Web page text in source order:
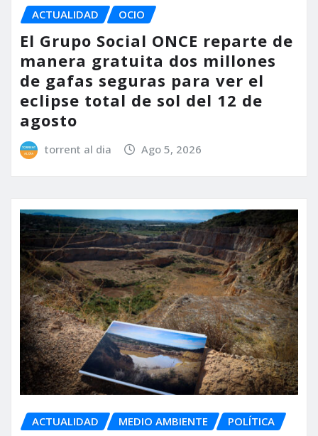
ACTUALIDAD OCIO
El Grupo Social ONCE reparte de
manera gratuita dos millones
de gafas seguras para ver el
eclipse total de sol del 12 de
agosto
torrent al dia Ago 5, 2026
ACTUALIDAD MEDIO AMBIENTE POLÍTICA